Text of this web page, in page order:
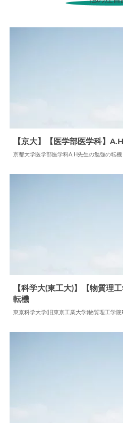
【京大】【医学部医学科】
京都大学医学部医学科A.H先生の勉強の転機
勉強の転機
【科学大(東工大)】【物質理
転機
東京科学大学(旧東京工業大学)物質理工学